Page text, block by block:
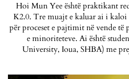
Hoi Mun Yee është praktikant
K2.0. Tre muajt e kaluar ai i kaloi
për proceset e pajtimit në vende të
e minoriteteve. Ai është
University, Ioua, SHBA) me